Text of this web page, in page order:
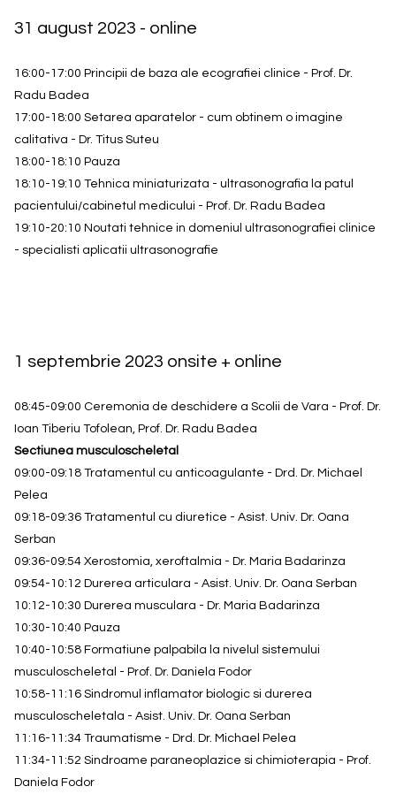
31 august 2023 - online
16:00-17:00 Principii de baza ale ecografiei clinice - Prof. Dr.
Radu Badea
17:00-18:00 Setarea aparatelor - cum obtinem o imagine
calitativa - Dr. Titus Suteu
18:00-18:10 Pauza
18:10-19:10 Tehnica miniaturizata - ultrasonografia la patul
pacientului/cabinetul medicului - Prof. Dr. Radu Badea
19:10-20:10 Noutati tehnice in domeniul ultrasonografiei clinice
- specialisti aplicatii ultrasonografie
1 septembrie 2023 onsite + online
08:45-09:00 Ceremonia de deschidere a Scolii de Vara - Prof. Dr.
Ioan Tiberiu Tofolean, Prof. Dr. Radu Badea
Sectiunea musculoscheletal
09:00-09:18 Tratamentul cu anticoagulante - Drd. Dr. Michael
Pelea
09:18-09:36 Tratamentul cu diuretice - Asist. Univ. Dr. Oana
Serban
09:36-09:54 Xerostomia, xeroftalmia - Dr. Maria Badarinza
09:54-10:12 Durerea articulara - Asist. Univ. Dr. Oana Serban
10:12-10:30 Durerea musculara - Dr. Maria Badarinza
10:30-10:40 Pauza
10:40-10:58 Formatiune palpabila la nivelul sistemului
musculoscheletal - Prof. Dr. Daniela Fodor
10:58-11:16 Sindromul inflamator biologic si durerea
musculoscheletala - Asist. Univ. Dr. Oana Serban
11:16-11:34 Traumatisme - Drd. Dr. Michael Pelea
11:34-11:52 Sindroame paraneoplazice si chimioterapia - Prof.
Daniela Fodor